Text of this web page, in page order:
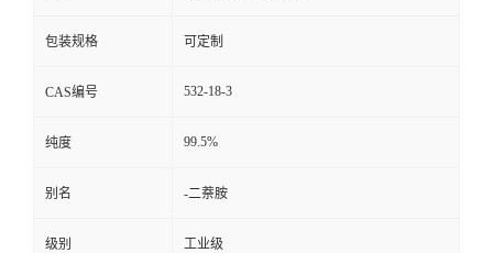
包装规格 可定制
CAS编号 532-18-3
纯度 99.5%
别名 -二萘胺
级别 工业级